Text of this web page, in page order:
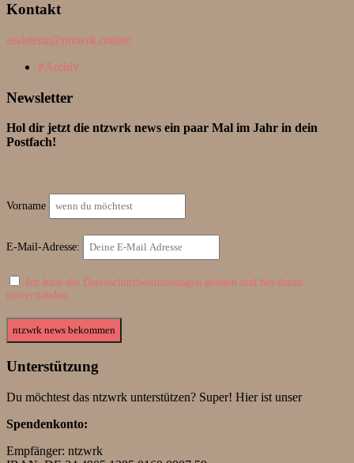
Kontakt
assistenz@ntzwrk.online
Archiv
Newsletter
Hol dir jetzt die ntzwrk news ein paar Mal im Jahr in dein
Postfach!
Vorname
E-Mail-Adresse:
Ich habe die Datenschutzbestimmungen gelesen und bin damit
einverstanden.
Unterstützung
Du möchtest das ntzwrk unterstützen? Super! Hier ist unser
Spendenkonto:
Empfänger: ntzwrk